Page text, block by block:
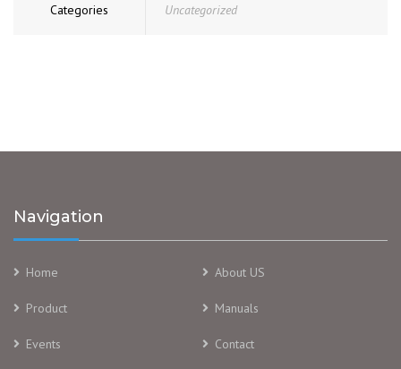
Categories Uncategorized
Navigation
Home About US
Product Manuals
Events Contact